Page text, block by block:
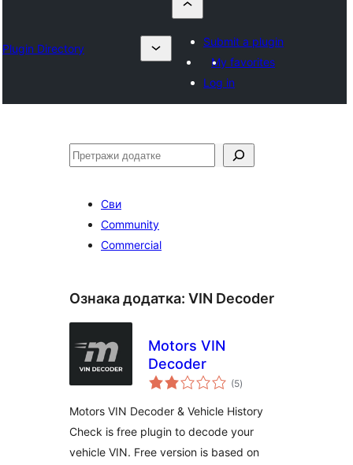
Plugin Directory
Submit a plugin
My favorites
Log in
Претрага
Сви
Community
Commercial
Ознака додатка: VIN Decoder
Motors VIN
Decoder
(5укупних
оцена
)
Motors VIN Decoder & Vehicle History
Check is free plugin to decode your
vehicle VIN. Free version is based on